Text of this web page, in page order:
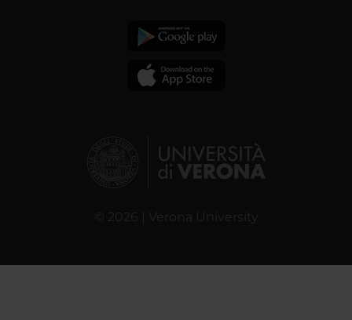
© 2026 | Verona University